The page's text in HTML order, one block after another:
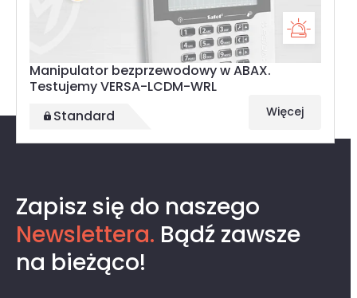
Manipulator bezprzewodowy w ABAX.
Testujemy VERSA-LCDM-WRL
Standard
Więcej
Zapisz się do naszego
Newslettera. Bądź zawsze
na bieżąco!